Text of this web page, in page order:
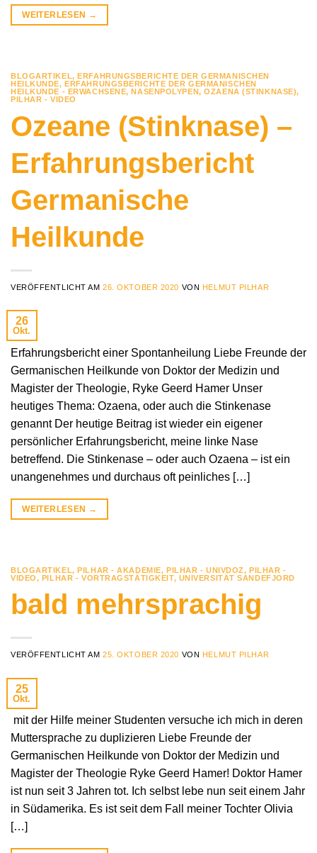
WEITERLESEN →
BLOGARTIKEL,ERFAHRUNGSBERICHTE DER GERMANISCHEN
HEILKUNDE,ERFAHRUNGSBERICHTE DER GERMANISCHEN
HEILKUNDE - ERWACHSENE,NASENPOLYPEN,OZAENA (STINKNASE),
PILHAR - VIDEO
Ozeane (Stinknase) –
Erfahrungsbericht
Germanische
Heilkunde
VERÖFFENTLICHT AM26. OKTOBER 2020 VON HELMUT PILHAR
26
Okt.
Erfahrungsbericht einer Spontanheilung Liebe Freunde der
Germanischen Heilkunde von Doktor der Medizin und
Magister der Theologie, Ryke Geerd Hamer Unser
heutiges Thema: Ozaena, oder auch die Stinkenase
genannt Der heutige Beitrag ist wieder ein eigener
persönlicher Erfahrungsbericht, meine linke Nase
betreffend. Die Stinkenase – oder auch Ozaena – ist ein
unangenehmes und durchaus oft peinliches […]
WEITERLESEN →
BLOGARTIKEL,PILHAR - AKADEMIE, PILHAR - UNIVDOZ,PILHAR -
VIDEO, PILHAR - VORTRAGSTÄTIGKEIT, UNIVERSITÄT SANDEFJORD
bald mehrsprachig
VERÖFFENTLICHT AM25. OKTOBER 2020 VON HELMUT PILHAR
25
Okt.
mit der Hilfe meiner Studenten versuche ich mich in deren
Muttersprache zu duplizieren Liebe Freunde der
Germanischen Heilkunde von Doktor der Medizin und
Magister der Theologie Ryke Geerd Hamer! Doktor Hamer
ist nun seit 3 Jahren tot. Ich selbst lebe nun seit einem Jahr
in Südamerika. Es ist seit dem Fall meiner Tochter Olivia
[…]